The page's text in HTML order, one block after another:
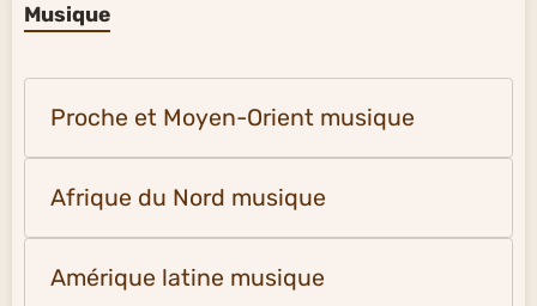
Musique
Proche et Moyen-Orient musique
Afrique du Nord musique
Amérique latine musique